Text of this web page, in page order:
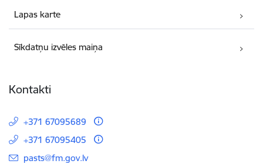
Lapas karte
Sīkdatņu izvēles maiņa
Kontakti
+371 67095689
+371 67095405
E-pasts:
pasts@fm.gov.lv